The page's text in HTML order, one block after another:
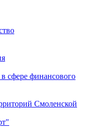
сфере финансового
Смоленской